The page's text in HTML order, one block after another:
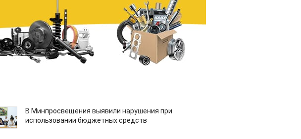
В Минпросвещения выявили нарушения при
использовании бюджетных средств